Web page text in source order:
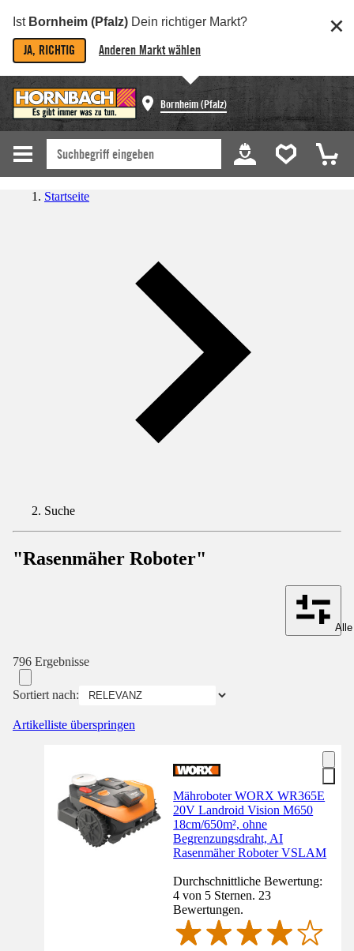
Ist Bornheim (Pfalz) Dein richtiger Markt?
JA, RICHTIG Anderen Markt wählen
Bornheim (Pfalz)
Startseite
Suche
"Rasenmäher Roboter"
796 Ergebnisse
Sortiert nach:
Artikelliste überspringen
Mähroboter WORX WR365E
20V Landroid Vision M650
18cm/650m², ohne
Begrenzungsdraht, AI
Rasenmäher Roboter VSLAM
Durchschnittliche Bewertung:
4 von 5 Sternen. 23
Bewertungen.